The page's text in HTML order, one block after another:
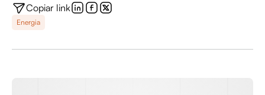
Copiar link
Energia